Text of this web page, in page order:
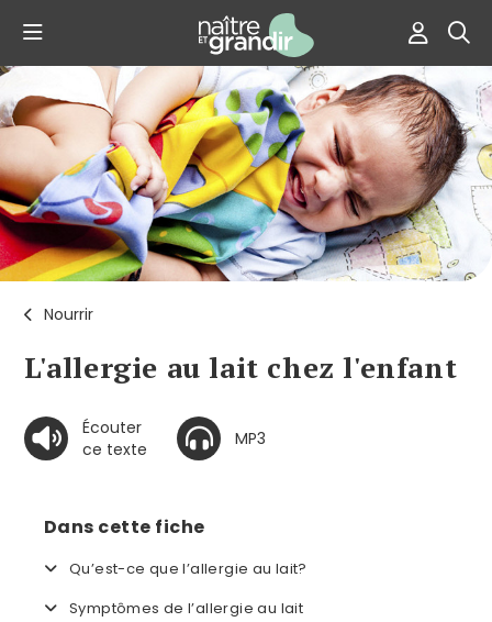
Nourrir
L'allergie au lait chez l'enfant
Écouter
ce texte
MP3
Dans cette fiche
Qu’est-ce que l’allergie au lait?
Symptômes de l’allergie au lait